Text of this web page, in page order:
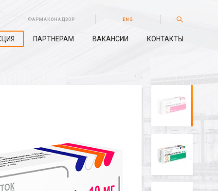
ФАРМАКОНАДЗОР ENG
ПАРТНЕРАМ ВАКАНСИИ КОНТАКТЫ